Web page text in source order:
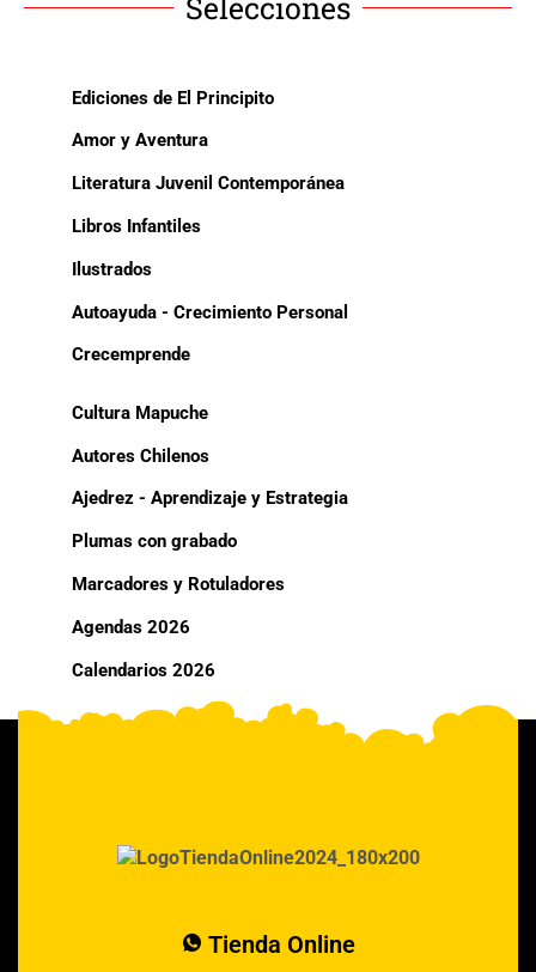
Ediciones de El Principito
Amor y Aventura
Literatura Juvenil Contemporánea
Libros Infantiles
Ilustrados
Autoayuda - Crecimiento Personal
Crecemprende
Cultura Mapuche
Autores Chilenos
Ajedrez - Aprendizaje y Estrategia
Plumas con grabado
Marcadores y Rotuladores
Agendas 2026
Calendarios 2026
Tienda Online